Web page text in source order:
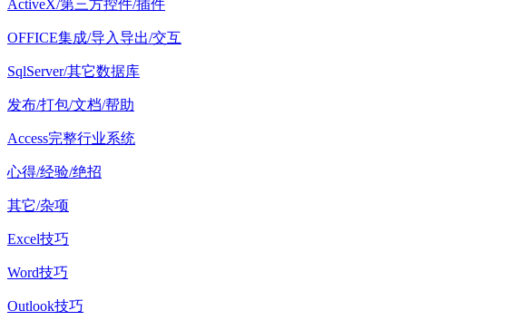
ActiveX/第三方控件/插件
OFFICE集成/导入导出/交互
SqlServer/其它数据库
发布/打包/文档/帮助
Access完整行业系统
心得/经验/绝招
其它/杂项
Excel技巧
Word技巧
Outlook技巧